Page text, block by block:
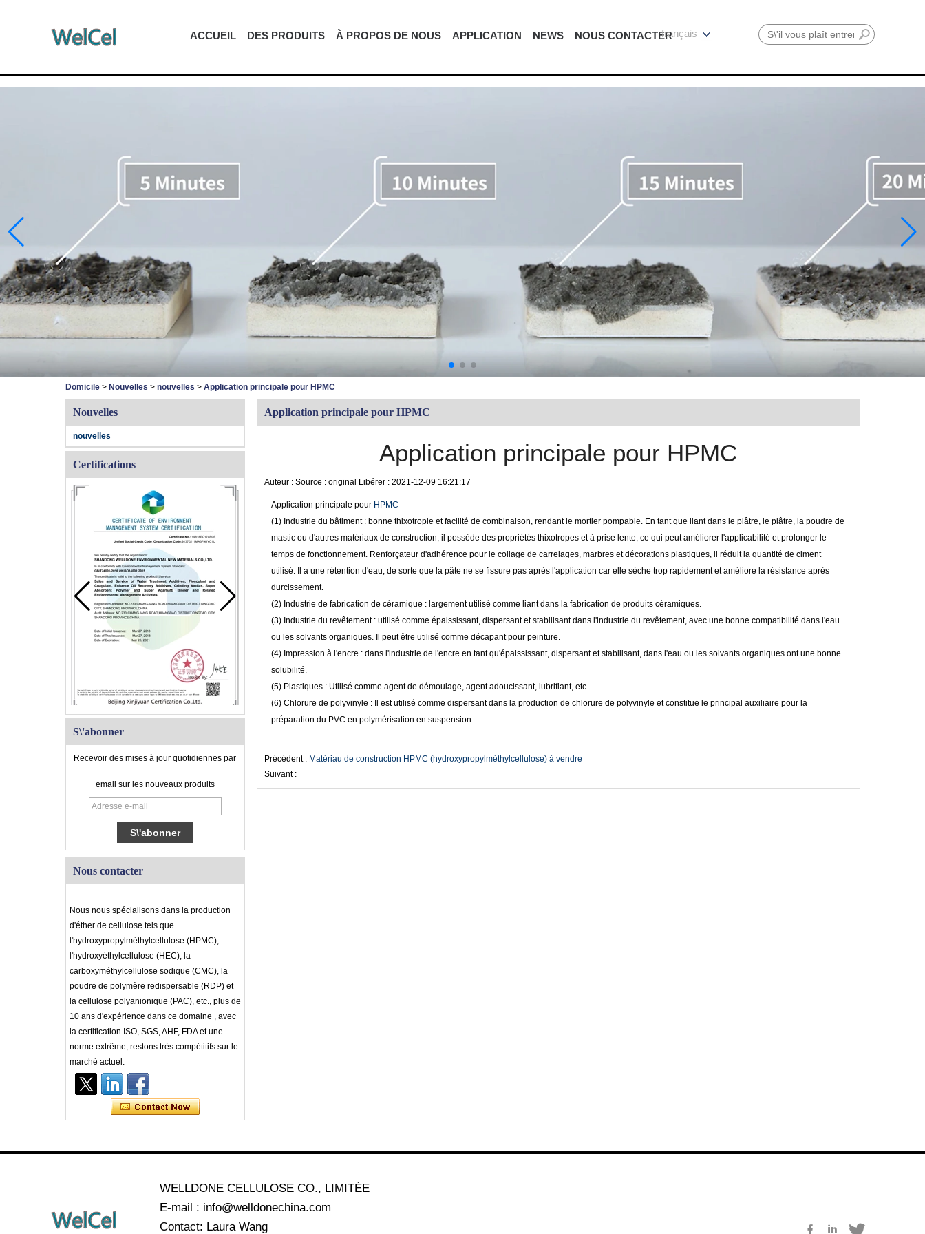
ACCUEIL DES PRODUITS À PROPOS DE NOUS APPLICATION NEWS NOUS CONTACTER Rechercher
français
Domicile> Nouvelles > nouvelles > Application principale pour HPMC
Nouvelles
nouvelles
Certifications
S\'abonner
Recevoir des mises à jour quotidiennes par
email sur les nouveaux produits
Nous contacter
Nous nous spécialisons dans la production
d'éther de cellulose tels que
l'hydroxypropylméthylcellulose (HPMC),
l'hydroxyéthylcellulose (HEC), la
carboxyméthylcellulose sodique (CMC), la
poudre de polymère redispersable (RDP) et
la cellulose polyanionique (PAC), etc., plus de
10 ans d'expérience dans ce domaine , avec
la certification ISO, SGS, AHF, FDA et une
norme extrême, restons très compétitifs sur le
marché actuel.
Application principale pour HPMC
Application principale pour HPMC
Auteur : Source : original Libérer : 2021-12-09 16:21:17
Application principale pour HPMC
(1) Industrie du bâtiment : bonne thixotropie et facilité de combinaison, rendant le mortier pompable. En tant que liant dans le plâtre, le plâtre, la poudre de
mastic ou d'autres matériaux de construction, il possède des propriétés thixotropes et à prise lente, ce qui peut améliorer l'applicabilité et prolonger le
temps de fonctionnement. Renforçateur d'adhérence pour le collage de carrelages, marbres et décorations plastiques, il réduit la quantité de ciment
utilisé. Il a une rétention d'eau, de sorte que la pâte ne se fissure pas après l'application car elle sèche trop rapidement et améliore la résistance après
durcissement.
(2) Industrie de fabrication de céramique : largement utilisé comme liant dans la fabrication de produits céramiques.
(3) Industrie du revêtement : utilisé comme épaississant, dispersant et stabilisant dans l'industrie du revêtement, avec une bonne compatibilité dans l'eau
ou les solvants organiques. Il peut être utilisé comme décapant pour peinture.
(4) Impression à l'encre : dans l'industrie de l'encre en tant qu'épaississant, dispersant et stabilisant, dans l'eau ou les solvants organiques ont une bonne
solubilité.
(5) Plastiques : Utilisé comme agent de démoulage, agent adoucissant, lubrifiant, etc.
(6) Chlorure de polyvinyle : Il est utilisé comme dispersant dans la production de chlorure de polyvinyle et constitue le principal auxiliaire pour la
préparation du PVC en polymérisation en suspension.
Précédent : Matériau de construction HPMC (hydroxypropylméthylcellulose) à vendre
Suivant :
WELLDONE CELLULOSE CO., LIMITÉE
E-mail : info@welldonechina.com
Contact: Laura Wang